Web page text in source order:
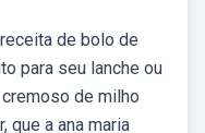
de bolo de
para seu lanche ou
de milho
que a ana maria